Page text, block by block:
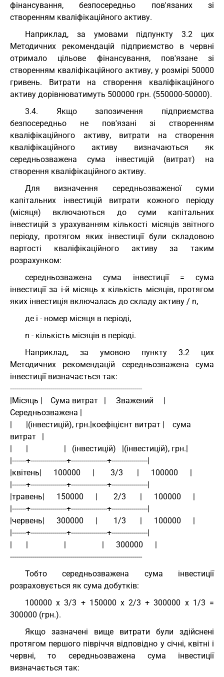
фінансування, безпосередньо пов'язаних зі
створенням кваліфікаційного активу.
Наприклад, за умовами підпункту 3.2 цих
Методичних рекомендацій підприємство в червні
отримало цільове фінансування, пов'язане зі
створенням кваліфікаційного активу, у розмірі 50000
гривень. Витрати на створення кваліфікаційного
активу дорівнюватимуть 500000 грн. (550000-50000).
3.4. Якщо запозичення підприємства
безпосередньо не пов'язані зі створенням
кваліфікаційного активу, витрати на створення
кваліфікаційного активу визначаються як
середньозважена сума інвестицій (витрат) на
створення кваліфікаційного активу.
Для визначення середньозваженої суми
капітальних інвестицій витрати кожного періоду
(місяця) включаються до суми капітальних
інвестицій з урахуванням кількості місяців звітного
періоду, протягом яких інвестиції були складовою
вартості кваліфікаційного активу за таким
розрахунком:
середньозважена сума інвестиції = сума
інвестиції за i-й місяць х кількість місяців, протягом
яких інвестиція включалась до складу активу / n,
де i - номер місяця в періоді,
n - кількість місяців в періоді.
Наприклад, за умовою пункту 3.2 цих
Методичних рекомендацій середньозважена сума
інвестиції визначається так:
------------------------------------------------------------------
|Місяць |    Сума витрат   |     Зважений     |
Середньозважена |
|       |(інвестицій), грн.|коефіцієнт витрат |    сума
витрат   |
|       |                  |   (інвестицій)   |(інвестицій), грн.|
|-------+------------------+------------------+------------------|
|квітень|      100000      |        3/3       |      100000      |
|-------+------------------+------------------+------------------|
|травень|      150000      |        2/3       |      100000      |
|-------+------------------+------------------+------------------|
|червень|      300000      |        1/3       |      100000      |
|-------+------------------+------------------+------------------|
|       |                  |                  |      300000      |
------------------------------------------------------------------
Тобто середньозважена сума інвестиції
розраховується як сума добутків:
100000 х 3/3 + 150000 х 2/3 + 300000 х 1/3 =
300000 (грн.).
Якщо зазначені вище витрати були здійснені
протягом першого півріччя відповідно у січні, квітні і
червні, то середньозважена сума інвестиції
визначається так: